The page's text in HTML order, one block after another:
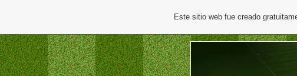
Este sitio web fue creado